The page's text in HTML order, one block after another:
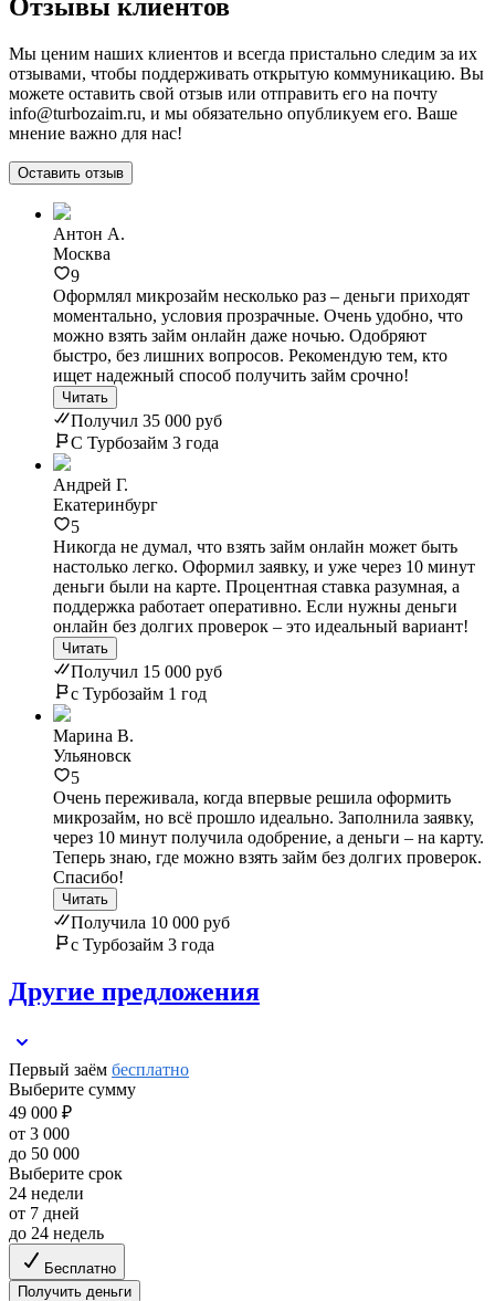
Отзывы клиентов
Мы ценим наших клиентов и всегда пристально следим за их
отзывами, чтобы поддерживать открытую коммуникацию. Вы
можете оставить свой отзыв или отправить его на почту
info@turbozaim.ru, и мы обязательно опубликуем его. Ваше
мнение важно для нас!
Оставить отзыв
Антон А.
Москва
9
Оформлял микрозайм несколько раз – деньги приходят
моментально, условия прозрачные. Очень удобно, что
можно взять займ онлайн даже ночью. Одобряют
быстро, без лишних вопросов. Рекомендую тем, кто
ищет надежный способ получить займ срочно!
Читать
Получил 35 000 руб
С Турбозайм 3 года
Андрей Г.
Екатеринбург
5
Никогда не думал, что взять займ онлайн может быть
настолько легко. Оформил заявку, и уже через 10 минут
деньги были на карте. Процентная ставка разумная, а
поддержка работает оперативно. Если нужны деньги
онлайн без долгих проверок – это идеальный вариант!
Читать
Получил 15 000 руб
с Турбозайм 1 год
Марина В.
Ульяновск
5
Очень переживала, когда впервые решила оформить
микрозайм, но всё прошло идеально. Заполнила заявку,
через 10 минут получила одобрение, а деньги – на карту.
Теперь знаю, где можно взять займ без долгих проверок.
Спасибо!
Читать
Получила 10 000 руб
с Турбозайм 3 года
Другие предложения
Первый заём бесплатно
Выберите сумму
49 000 ₽
от 3 000
до 50 000
Выберите срок
24 недели
от 7 дней
до 24 недель
Бесплатно
Получить деньги